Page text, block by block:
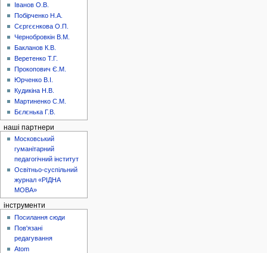
Іванов О.В.
Побірченко Н.А.
Сєргєєнкова О.П.
Чернобровкін В.М.
Бакланов К.В.
Веретенко Т.Г.
Прокопович Є.М.
Юрченко В.І.
Кудикіна Н.В.
Мартиненко С.М.
Бєлєнька Г.В.
наші партнери
Московський
гуманітарний
педагогічний інститут
Освітньо-суспільний
журнал «РІДНА
МОВА»
інструменти
Посилання сюди
Пов'язані
редагування
Atom